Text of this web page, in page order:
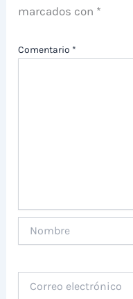
marcados con *
Comentario *
electrónico